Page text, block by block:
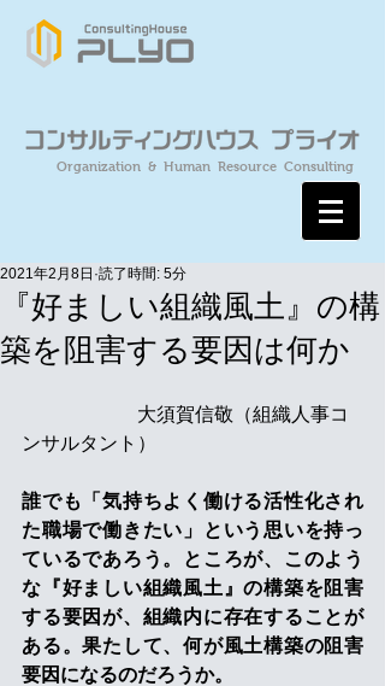
Organization & Human Resource Consulting
『好ましい組織風土』の構
築を阻害する要因は何か
2021年2月8日 読了時間: 5分
大須賀信敬（組織人事コ
ンサルタント）
誰でも「気持ちよく働ける活性化され
た職場で働きたい」という思いを持っ
ているであろう。ところが、このよう
な『好ましい組織風土』の構築を阻害
する要因が、組織内に存在することが
ある。果たして、何が風土構築の阻害
要因になるのだろうか。